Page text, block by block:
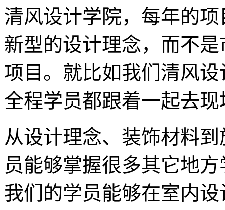
清风设计学院，每年的
新型的设计理念，而不
项目。就比如我们清风
全程学员都跟着一起去
从设计理念、装饰材料
员能够掌握很多其它地
我们的学员能够在室内